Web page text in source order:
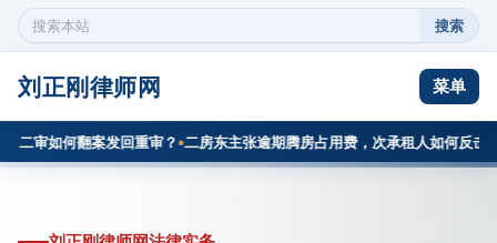
搜
索
本
站
内
容
搜索
刘正刚律师网 菜单
审如何翻案发回重审？ 二房东主张逾期腾房占用费，次承租人如何反击？